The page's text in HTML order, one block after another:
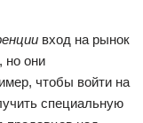
вход на рынок
но они
чтобы войти на
специальную